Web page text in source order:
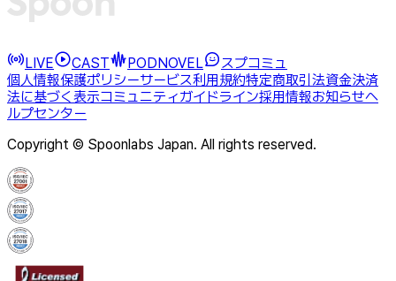
LIVE CAST PODNOVEL
スプコミュ
個人情報保護ポリシーサービス利用規約特定商取引法資金決済
法に基づく表示コミュニティガイドライン採用情報お知らせヘ
ルプセンター
Copyright © Spoonlabs Japan. All rights reserved.